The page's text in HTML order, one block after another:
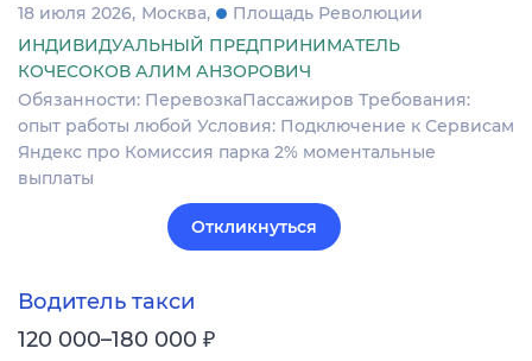
18 июля 2026 Москва
Площадь Революции
ИНДИВИДУАЛЬНЫЙ ПРЕДПРИНИМАТЕЛЬ
КОЧЕСОКОВ АЛИМ АНЗОРОВИЧ
Обязанности: ПеревозкаПассажиров Требования:
опыт работы любой Условия: Подключение к Сервисам
Яндекс про Комиссия парка 2% моментальные
выплаты
Откликнуться
Водитель такси
120 000–180 000 ₽